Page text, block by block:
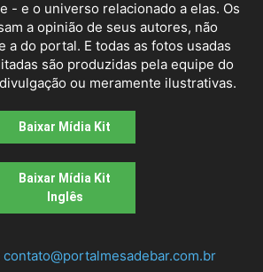
- e o universo relacionado a elas. Os
a opinião de seus autores, não
a do portal. E todas as fotos usadas
são produzidas pela equipe do
ou meramente ilustrativas.
Baixar Mídia Kit
Baixar Mídia Kit
Inglês
contato@portalmesadebar.com.br